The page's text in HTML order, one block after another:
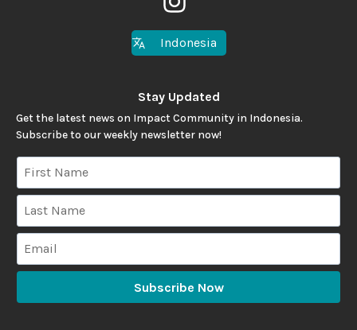
Indonesia
Stay Updated
Get the latest news on Impact Community in Indonesia.
Subscribe to our weekly newsletter now!
Subscribe Now